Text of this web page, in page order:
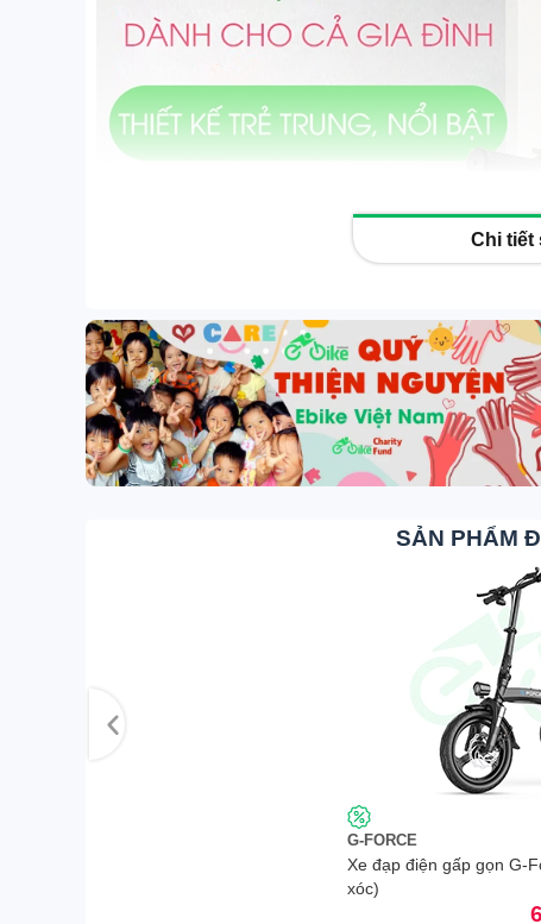
Chi tiết
SẢN PHẨM
G-FORCE
Xe đạp điện gấp gọn G-
xóc)